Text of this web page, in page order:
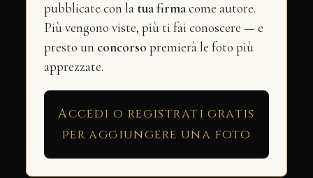
pubblicate con la tua firmacome autore.
Più vengono viste, più ti fai conoscere — e
presto un concorso premierà le foto più
apprezzate.
Accedi o registrati gratis
per aggiungere una foto